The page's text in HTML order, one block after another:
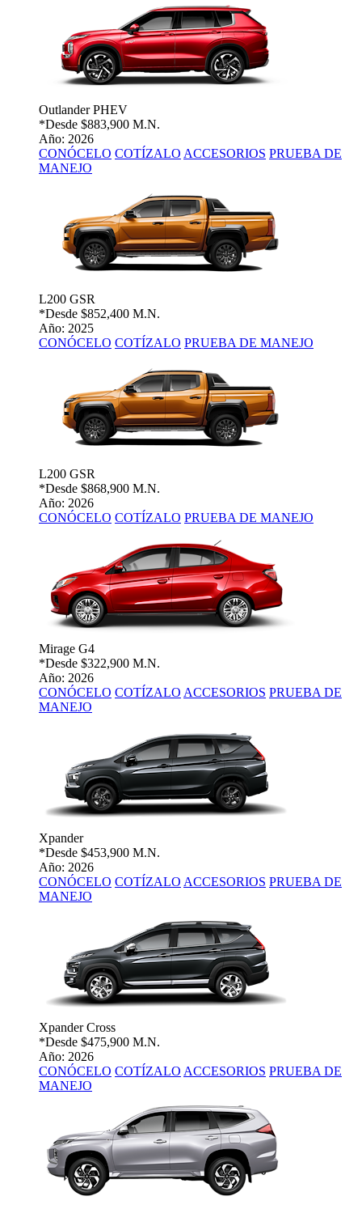
Outlander PHEV
*Desde $883,900 M.N.
Año: 2026
CONÓCELO COTÍZALO ACCESORIOS PRUEBA DE
MANEJO
L200 GSR
*Desde $852,400 M.N.
Año: 2025
CONÓCELO COTÍZALO PRUEBA DE MANEJO
L200 GSR
*Desde $868,900 M.N.
Año: 2026
CONÓCELO COTÍZALO PRUEBA DE MANEJO
Mirage G4
*Desde $322,900 M.N.
Año: 2026
CONÓCELO COTÍZALO ACCESORIOS PRUEBA DE
MANEJO
Xpander
*Desde $453,900 M.N.
Año: 2026
CONÓCELO COTÍZALO ACCESORIOS PRUEBA DE
MANEJO
Xpander Cross
*Desde $475,900 M.N.
Año: 2026
CONÓCELO COTÍZALO ACCESORIOS PRUEBA DE
MANEJO